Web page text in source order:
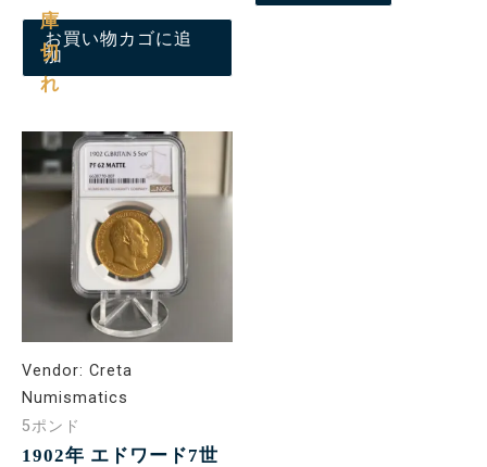
お買い物カゴに追
加
庫
切
れ
Vendor: Creta
Numismatics
5ポンド
1902年 エドワード7世